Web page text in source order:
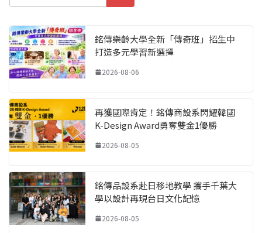
銘傳樂齡大學全新「傳奇班」招生中
打造多元學習新選擇
2026-08-06
再獲國際肯定！銘傳商設系閃耀韓國
K-Design Award勇奪雙金1優勝
2026-08-05
銘傳品設系赴日移地教學 攜手千葉大
學以設計再現台日文化記憶
2026-08-05